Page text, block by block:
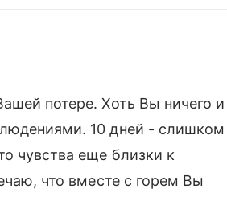
потере. Хоть Вы ничего и
10 дней - слишком
чувства еще близки к
что вместе с горем Вы